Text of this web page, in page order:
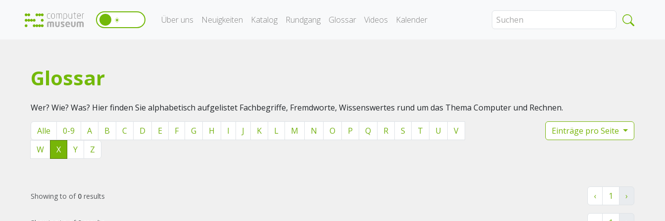
☀️ Über uns Neuigkeiten Katalog Rundgang Glossar Videos Kalender
Glossar
Wer? Wie? Was? Hier finden Sie alphabetisch aufgelistet Fachbegriffe, Fremdworte, Wissenswertes rund um das Thema Computer und Rechnen.
Alle 0-9 A B C D E F G H I J K L M N O P Q R S T U
V
W
X Y Z
Einträge pro Seite
Showingto of 0 results ‹ 1 ›